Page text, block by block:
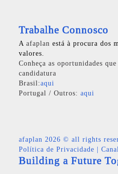
Trabalhe Connosco
A afaplan está à procura dos
valores.
Conheça as oportunidades
candidatura
Brasil:aqui
Portugal / Outros: aqui
afaplan 2026 © all rights
Política de Privacidade
Building a Future